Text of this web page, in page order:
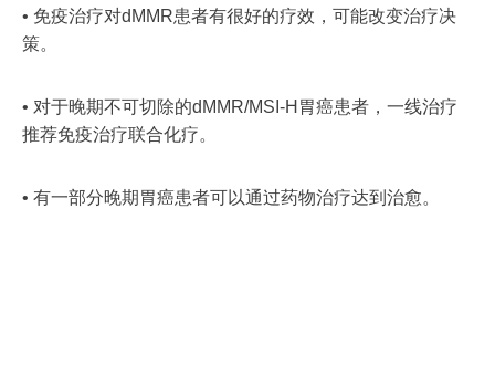
• 免疫治疗对dMMR患者有很好的疗效，可能改变治疗决
策。
• 对于晚期不可切除的dMMR/MSI-H胃癌患者，一线治疗
推荐免疫治疗联合化疗。
• 有一部分晚期胃癌患者可以通过药物治疗达到治愈。